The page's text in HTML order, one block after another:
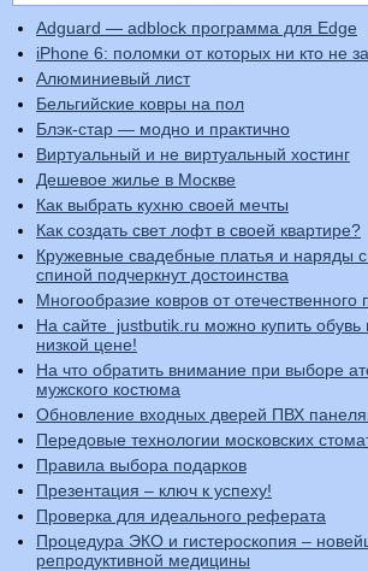
Adguard — adblock программа для Edge
iPhone 6: поломки от которых ни кто не
Алюминиевый лист
Бельгийские ковры на пол
Блэк-стар — модно и практично
Виртуальный и не виртуальный хостинг
Дешевое жилье в Москве
Как выбрать кухню своей мечты
Как создать свет лофт в своей квартире?
Кружевные свадебные платья и наряды с
спиной подчеркнут достоинства
Многообразие ковров от отечественного
На сайте justbutik.ru можно купить обувь
низкой цене!
На что обратить внимание при выборе
мужского костюма
Обновление входных дверей ПВХ
Передовые технологии московских
Правила выбора подарков
Презентация – ключ к успеху!
Проверка для идеального реферата
Процедура ЭКО и гистероскопия –
репродуктивной медицины